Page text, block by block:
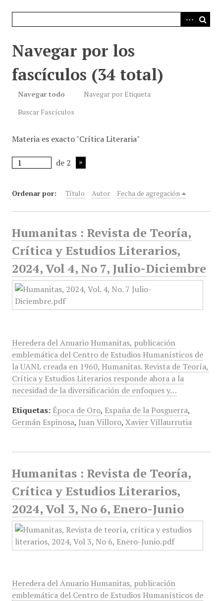
Navegar por los
fascículos (34 total)
Navegar todo
Navegar por Etiqueta
Buscar Fascículos
Materia es exacto "Crítica Literaria"
de 2
Ordenar por: Título Autor Fecha de agregación
Humanitas : Revista de Teoría,
Crítica y Estudios Literarios,
2024, Vol 4, No 7, Julio-Diciembre
Heredera del Anuario Humanitas, publicación
emblemática del Centro de Estudios Humanísticos de
la UANL creada en 1960, Humanitas. Revista de Teoría,
Crítica y Estudios Literarios responde ahora a la
necesidad de la diversificación de enfoques y…
Etiquetas: Época de Oro, España de la Posguerra,
Germán Espinosa, Juan Villoro, Xavier Villaurrutia
Humanitas : Revista de Teoría,
Crítica y Estudios Literarios,
2024, Vol 3, No 6, Enero-Junio
Heredera del Anuario Humanitas, publicación
emblemática del Centro de Estudios Humanísticos de